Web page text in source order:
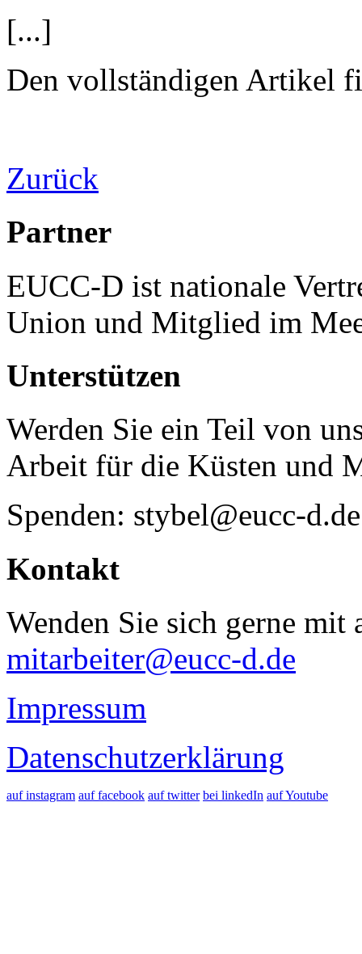
[...]
Den vollständigen Artikel
Zurück
Partner
EUCC-D ist nationale
Union und Mitglied im
Unterstützen
Werden Sie ein Teil von
Arbeit für die Küsten und
Spenden: stybel@eucc-d.de
Kontakt
Wenden Sie sich gerne mit
mitarbeiter@eucc-d.de
Impressum
Datenschutzerklärung
auf instagram auf facebook auf twitter bei linkedIn auf Youtube